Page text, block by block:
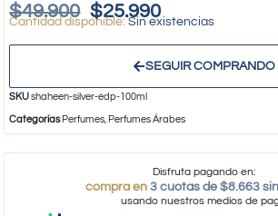
$49.900 $25.990
Sin existencias
SEGUIR COMPRANDO
SKUshaheen-silver-edp-100ml
Categorías Perfumes, Perfumes Árabes
Disfruta pagando en:
compra en 3 cuotas de $8.663
usando nuestros medios de